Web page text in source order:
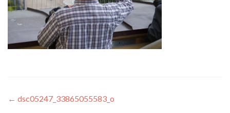
← dsc05247_33865055583_o